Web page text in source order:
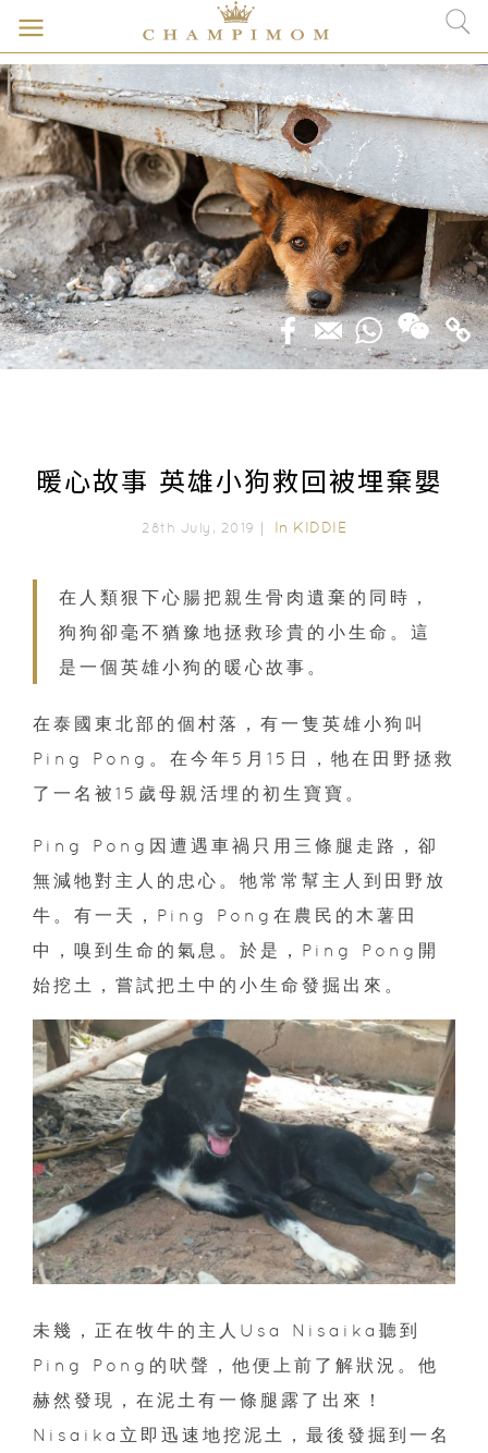
暖心故事 英雄小狗救回被埋棄嬰
28th July, 2019｜ In KIDDIE
在人類狠下心腸把親生骨肉遺棄的同時，
狗狗卻毫不猶豫地拯救珍貴的小生命。這
是一個英雄小狗的暖心故事。
在泰國東北部的個村落，有一隻英雄小狗叫
Ping Pong。在今年5月15日，牠在田野拯救
了一名被15歲母親活埋的初生寶寶。
Ping Pong因遭遇車禍只用三條腿走路，卻
無減牠對主人的忠心。牠常常幫主人到田野放
牛。有一天，Ping Pong在農民的木薯田
中，嗅到生命的氣息。於是，Ping Pong開
始挖土，嘗試把土中的小生命發掘出來。
未幾，正在牧牛的主人Usa Nisaika聽到
Ping Pong的吠聲，他便上前了解狀況。他
赫然發現，在泥土有一條腿露了出來！
Nisaika立即迅速地挖泥土，最後發掘到一名